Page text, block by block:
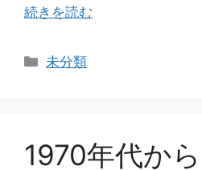
続きを読む
カ
未分類
1970年代か